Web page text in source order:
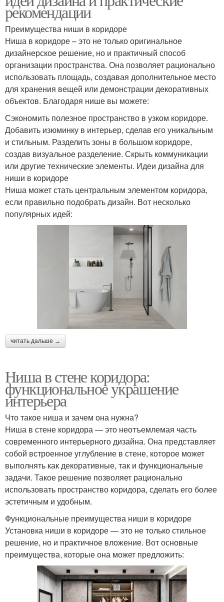
рекомендации
Преимущества ниши в коридоре
Ниша в коридоре – это не только оригинальное
дизайнерское решение, но и практичный способ
организации пространства. Она позволяет рационально
использовать площадь, создавая дополнительное место
для хранения вещей или демонстрации декоративных
объектов. Благодаря нише вы можете:
Сэкономить полезное пространство в узком коридоре.
Добавить изюминку в интерьер, сделав его уникальным
и стильным. Разделить зоны в большом коридоре,
создав визуальное разделение. Скрыть коммуникации
или другие технические элементы. Идеи дизайна для
ниши в коридоре
Ниша может стать центральным элементом коридора,
если правильно подобрать дизайн. Вот несколько
популярных идей:
читать дальше →
Ниша в стене коридора:
функциональное украшение
интерьера
Что такое ниша и зачем она нужна?
Ниша в стене коридора — это неотъемлемая часть
современного интерьерного дизайна. Она представляет
собой встроенное углубление в стене, которое может
выполнять как декоративные, так и функциональные
задачи. Такое решение позволяет рационально
использовать пространство коридора, сделать его более
эстетичным и удобным.
Функциональные преимущества ниши в коридоре
Установка ниши в коридоре — это не только стильное
решение, но и практичное вложение. Вот основные
преимущества, которые она может предложить: